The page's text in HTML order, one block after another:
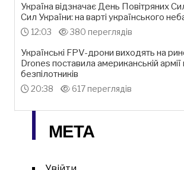
Україна відзначає День Повітряних
Сил України: на варті українського
12:03 380 переглядів
Українські FPV-дрони виходять на
Drones поставила американській
безпілотників
20:38 617 переглядів
МЕТА